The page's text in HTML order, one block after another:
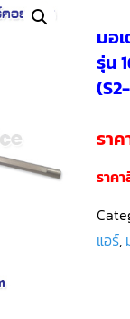
มอ
รุ่น
รา
ราค
แอร์,